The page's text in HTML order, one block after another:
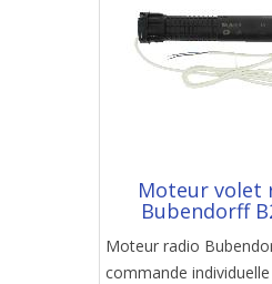
Moteur volet
Bubendorff
Moteur radio
commande